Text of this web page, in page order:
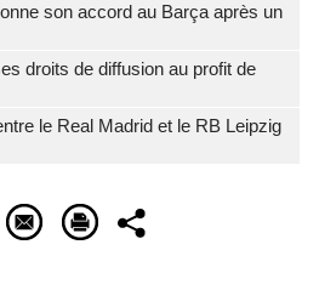
son accord au Barça après un
droits de diffusion au profit de
le Real Madrid et le RB Leipzig